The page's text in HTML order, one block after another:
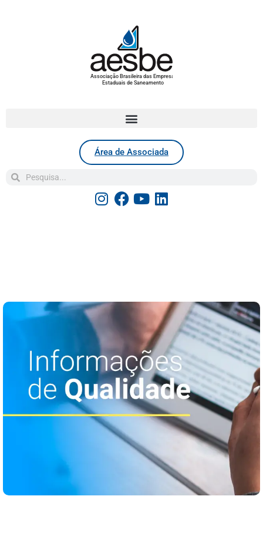
Associação Brasileira das Empresas
Estaduais de Saneamento
Área de Associada